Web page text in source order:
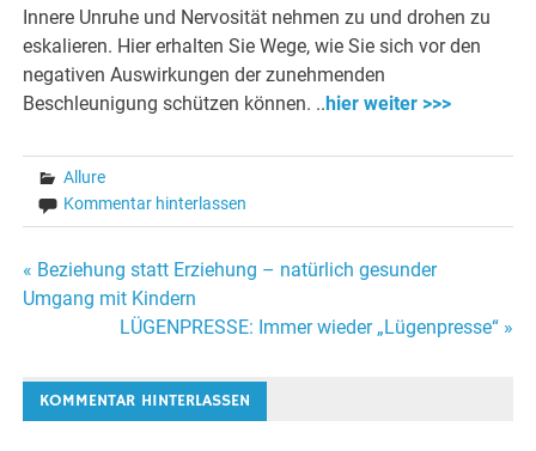
Innere Unruhe und Nervosität nehmen zu und drohen zu
eskalieren. Hier erhalten Sie Wege, wie Sie sich vor den
negativen Auswirkungen der zunehmenden
Beschleunigung schützen können. .. hier weiter >>>
Allure
Kommentar hinterlassen
Beitrags-
« Beziehung statt Erziehung – natürlich gesunder
Umgang mit Kindern
LÜGENPRESSE: Immer wieder „Lügenpresse“ »
KOMMENTAR HINTERLASSEN